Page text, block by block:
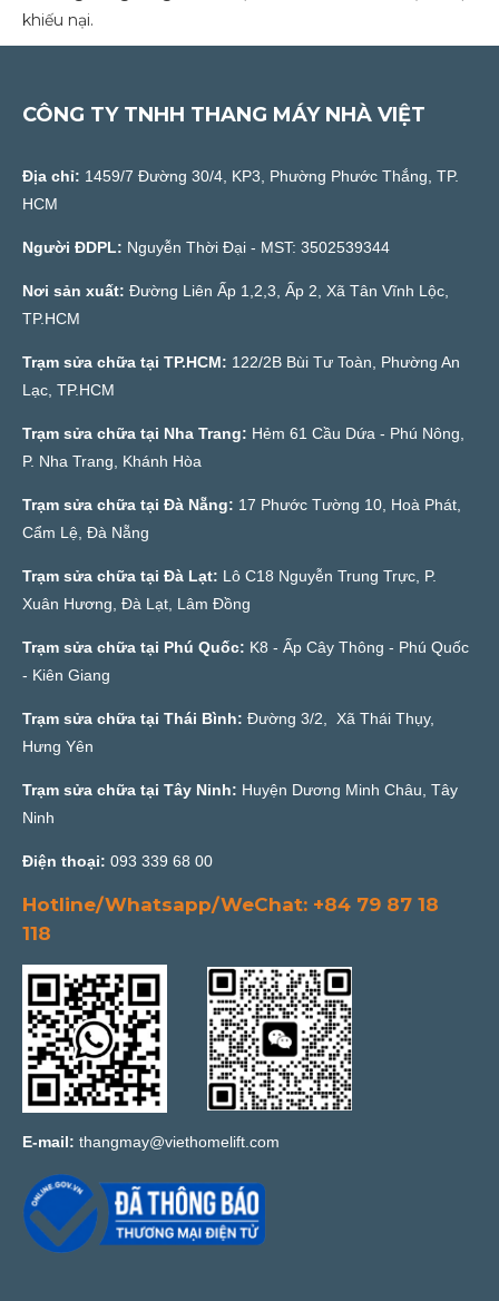
khiếu nại.
CÔNG TY TNHH THANG MÁY NHÀ VIỆT
Địa chỉ: 1459/7 Đường 30/4, KP3, Phường Phước Thắng, TP.
HCM
Người ĐDPL: Nguyễn Thời Đại - MST: 3502539344
Nơi sản xuất: Đường Liên Ấp 1,2,3, Ấp 2, Xã Tân Vĩnh Lộc,
TP.HCM
Trạm sửa chữa tại TP.HCM: 122/2B Bùi Tư Toàn, Phường An
Lạc, TP.HCM
Trạm sửa chữa tại Nha Trang: Hẻm 61 Cầu Dứa - Phú Nông,
P. Nha Trang, Khánh Hòa
Trạm sửa chữa tại Đà Nẵng: 17 Phước Tường 10, Hoà Phát,
Cẩm Lệ, Đà Nẵng
Trạm sửa chữa tại Đà Lạt: Lô C18 Nguyễn Trung Trực, P.
Xuân Hương, Đà Lạt, Lâm Đồng
Trạm sửa chữa tại Phú Quốc: K8 - Ấp Cây Thông - Phú Quốc
- Kiên Giang
Trạm sửa chữa tại Thái Bình: Đường 3/2, Xã Thái Thụy,
Hưng Yên
Trạm sửa chữa tại Tây Ninh: Huyện Dương Minh Châu, Tây
Ninh
Điện thoại: 093 339 68 00
Hotline/Whatsapp/WeChat: +84 79 87 18
118
E-mail: thangmay@viethomelift.com